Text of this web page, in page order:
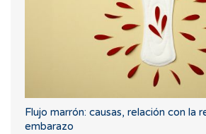
Flujo marrón: causas, relación con la
embarazo